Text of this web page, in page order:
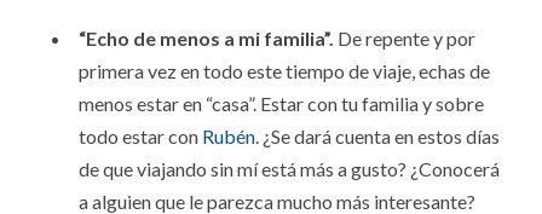
“Echo de menos a mi familia”. De repente y por
primera vez en todo este tiempo de viaje, echas de
menos estar en “casa”. Estar con tu familia y sobre
todo estar con Rubén. ¿Se dará cuenta en estos días
de que viajando sin mí está más a gusto? ¿Conocerá
a alguien que le parezca mucho más interesante?